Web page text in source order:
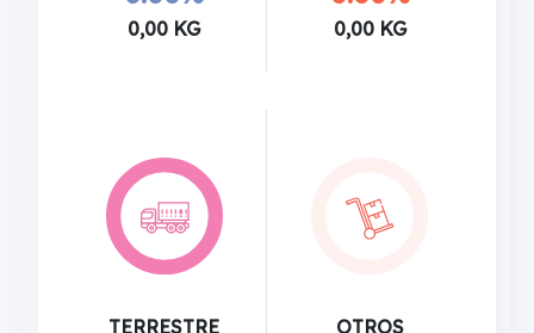
0,00 KG 0,00 KG
TERRESTRE OTROS